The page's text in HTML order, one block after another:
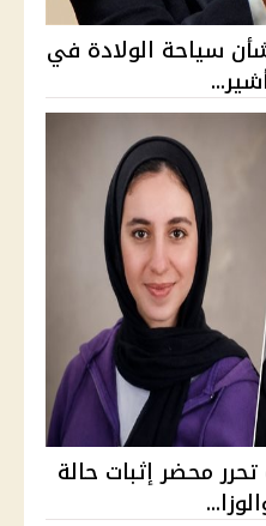
سياحة الولادة في
تحرر محضر إثبات حالة